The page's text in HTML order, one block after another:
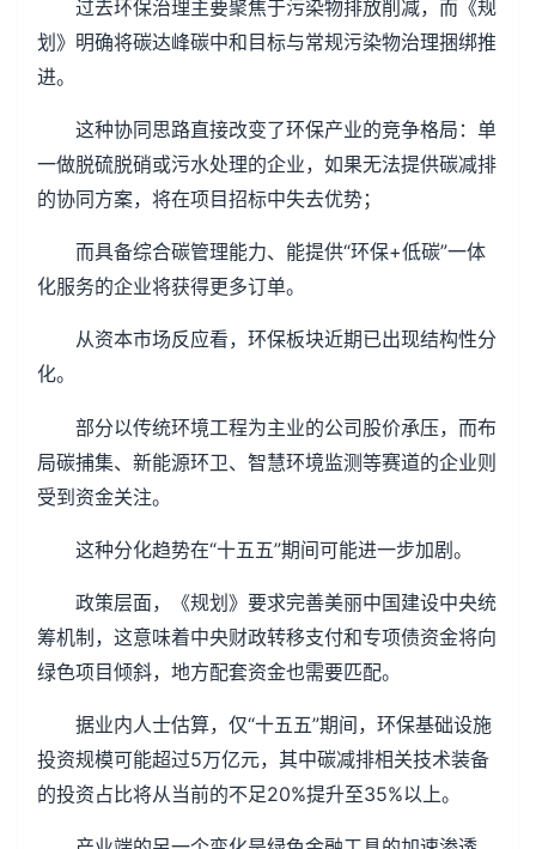
过去环保治理主要聚焦于污染物排放削减，而《规
划》明确将碳达峰碳中和目标与常规污染物治理捆绑推
进。
这种协同思路直接改变了环保产业的竞争格局：单
一做脱硫脱硝或污水处理的企业，如果无法提供碳减排
的协同方案，将在项目招标中失去优势；
而具备综合碳管理能力、能提供“环保+低碳”一体
化服务的企业将获得更多订单。
从资本市场反应看，环保板块近期已出现结构性分
化。
部分以传统环境工程为主业的公司股价承压，而布
局碳捕集、新能源环卫、智慧环境监测等赛道的企业则
受到资金关注。
这种分化趋势在“十五五”期间可能进一步加剧。
政策层面，《规划》要求完善美丽中国建设中央统
筹机制，这意味着中央财政转移支付和专项债资金将向
绿色项目倾斜，地方配套资金也需要匹配。
据业内人士估算，仅“十五五”期间，环保基础设施
投资规模可能超过5万亿元，其中碳减排相关技术装备
的投资占比将从当前的不足20%提升至35%以上。